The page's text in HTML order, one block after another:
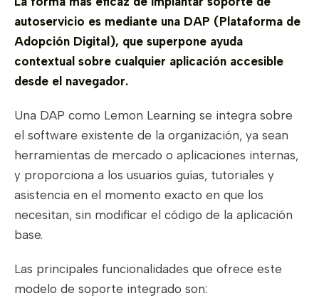
autoservicio es mediante una DAP (Plataforma de
Adopción Digital), que superpone ayuda
contextual sobre cualquier aplicación accesible
desde el navegador.
Una DAP como Lemon Learning se integra sobre
el software existente de la organización, ya sean
herramientas de mercado o aplicaciones internas,
y proporciona a los usuarios guías, tutoriales y
asistencia en el momento exacto en que los
necesitan, sin modificar el código de la aplicación
base.
Las principales funcionalidades que ofrece este
modelo de soporte integrado son: